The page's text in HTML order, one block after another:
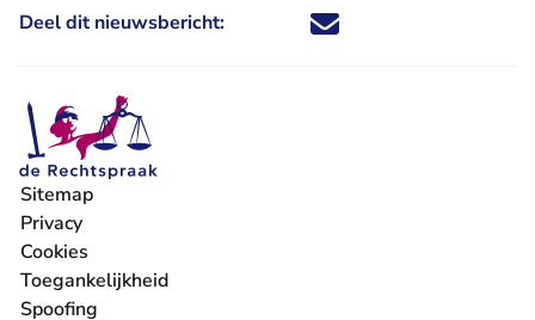
Deel dit nieuwsbericht: Deel dit nieuwsbericht via X -
Deel dit nieuwsbericht via
Deel dit nieuwsbericht
Deel dit
Sitemap
Privacy
Cookies
Toegankelijkheid
Spoofing